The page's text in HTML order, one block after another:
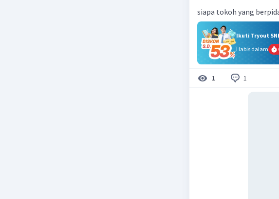
siapa tokoh yang
Ikuti Tryout
Habis dalam
1 1